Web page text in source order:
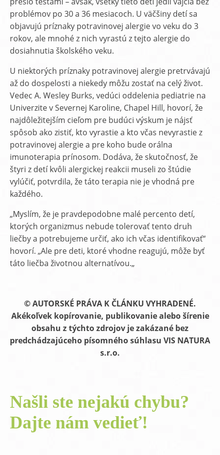
problémov po 30 a 36 mesiacoch. U väčšiny detí sa
objavujú príznaky potravinovej alergie vo veku do 3
rokov, ale mnohé z nich vyrastú z tejto alergie do
dosiahnutia školského veku.
U niektorých príznaky potravinovej alergie pretrvávajú
až do dospelosti a niekedy môžu zostať na celý život.
Vedec A. Wesley Burks, vedúci oddelenia pediatrie na
Univerzite v Severnej Karoline, Chapel Hill, hovorí, že
najdôležitejším cieľom pre budúci výskum je nájsť
spôsob ako zistiť, kto vyrastie a kto včas nevyrastie z
potravinovej alergie a pre koho bude orálna
imunoterapia prínosom. Dodáva, že skutočnosť, že
štyri z detí kvôli alergickej reakcii museli zo štúdie
vylúčiť, potvrdila, že táto terapia nie je vhodná pre
každého.
„Myslím, že je pravdepodobne malé percento detí,
ktorých organizmus nebude tolerovať tento druh
liečby a potrebujeme určiť, ako ich včas identifikovať“
hovorí. „Ale pre deti, ktoré vhodne reagujú, môže byť
táto liečba životnou alternatívou.„
© AUTORSKÉ PRÁVA K ČLÁNKU VYHRADENÉ.
Akékoľvek kopírovanie, publikovanie alebo šírenie
obsahu z týchto zdrojov je zakázané bez
predchádzajúceho písomného súhlasu VIS NATURA
s.r.o.
Našli ste nejakú chybu?
Dajte nám vedieť!